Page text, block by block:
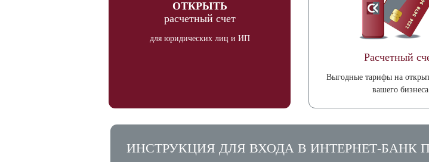
ОТКРЫТЬ
расчетный счет
для юридических лиц и ИП
Расчетный
Выгодные тарифы на
вашего бизнеса
ИНСТРУКЦИЯ ДЛЯ ВХОДА В ИНТЕРНЕТ-БАНК